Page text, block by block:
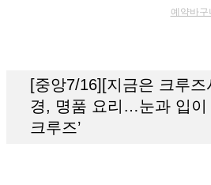
예약바구
[중앙7/16][지금은 크루
경, 명품 요리…눈과 입이
크루즈’